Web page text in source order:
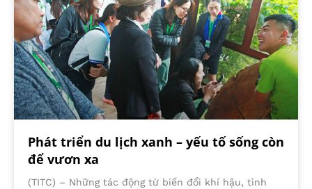
Phát triển du lịch xanh – yếu tố sống còn
để vươn xa
(TITC) – Những tác động từ biến đổi khí hậu, tình